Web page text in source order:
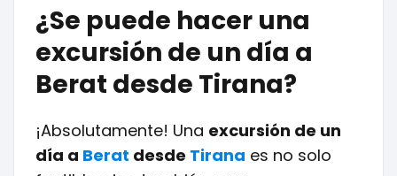
¿Se puede hacer una
excursión de un día a
Berat desde Tirana?
¡Absolutamente! Una excursión de un
día a Berat desde Tirana es no solo